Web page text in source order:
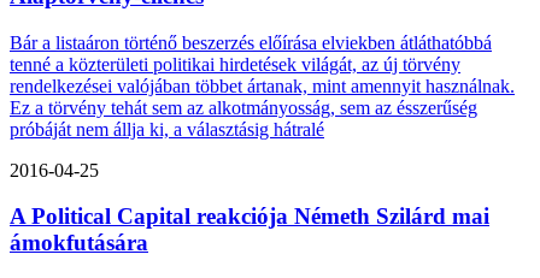
Bár a listaáron történő beszerzés előírása elviekben átláthatóbbá
tenné a közterületi politikai hirdetések világát, az új törvény
rendelkezései valójában többet ártanak, mint amennyit használnak.
Ez a törvény tehát sem az alkotmányosság, sem az ésszerűség
próbáját nem állja ki, a választásig hátralé
2016-04-25
A Political Capital reakciója Németh Szilárd mai
ámokfutására